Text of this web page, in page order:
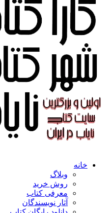
خانه
وبلاگ
روش خرید
معرفی کتاب
آثار نویسندگان